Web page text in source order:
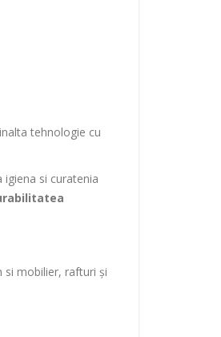
tehnologie cu
si curatenia
si mobilier, rafturi și